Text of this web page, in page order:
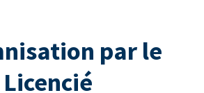
par le
Licencié